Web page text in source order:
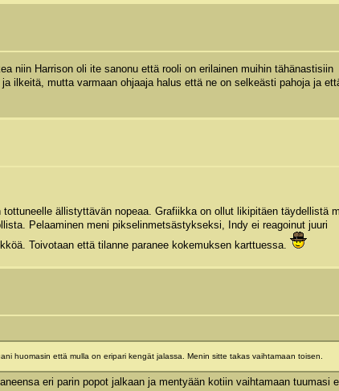
niin Harrison oli ite sanonu että rooli on erilainen muihin tähänastisiin
ilkeitä, mutta varmaan ohjaaja halus että ne on selkeästi pahoja ja
ällistyttävän nopeaa. Grafiikka on ollut likipitäen täydellistä
Pelaaminen meni pikselinmetsästykseksi, Indy ei reagoinut juuri
Toivotaan että tilanne paranee kokemuksen karttuessa.
huomasin että mulla on eripari kengät jalassa. Menin sitte takas vaihtamaan toisen.
eri parin popot jalkaan ja mentyään kotiin vaihtamaan tuumasi